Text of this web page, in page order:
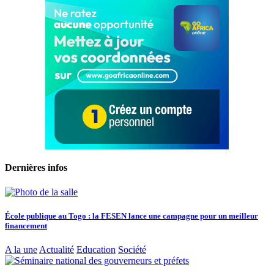
Dernières infos
École publique au Togo : la FESEN lance une campagne pour un meilleur
financement
A la une Actualité Education Société